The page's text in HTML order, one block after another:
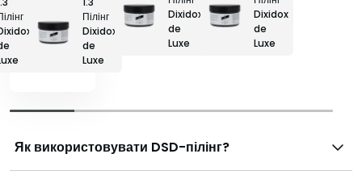
Пілінг
Dixidox
de
Luxe
Dixidox
de
Luxe
Dixidox
de
Luxe
Як використовувати DSD-пілінг?